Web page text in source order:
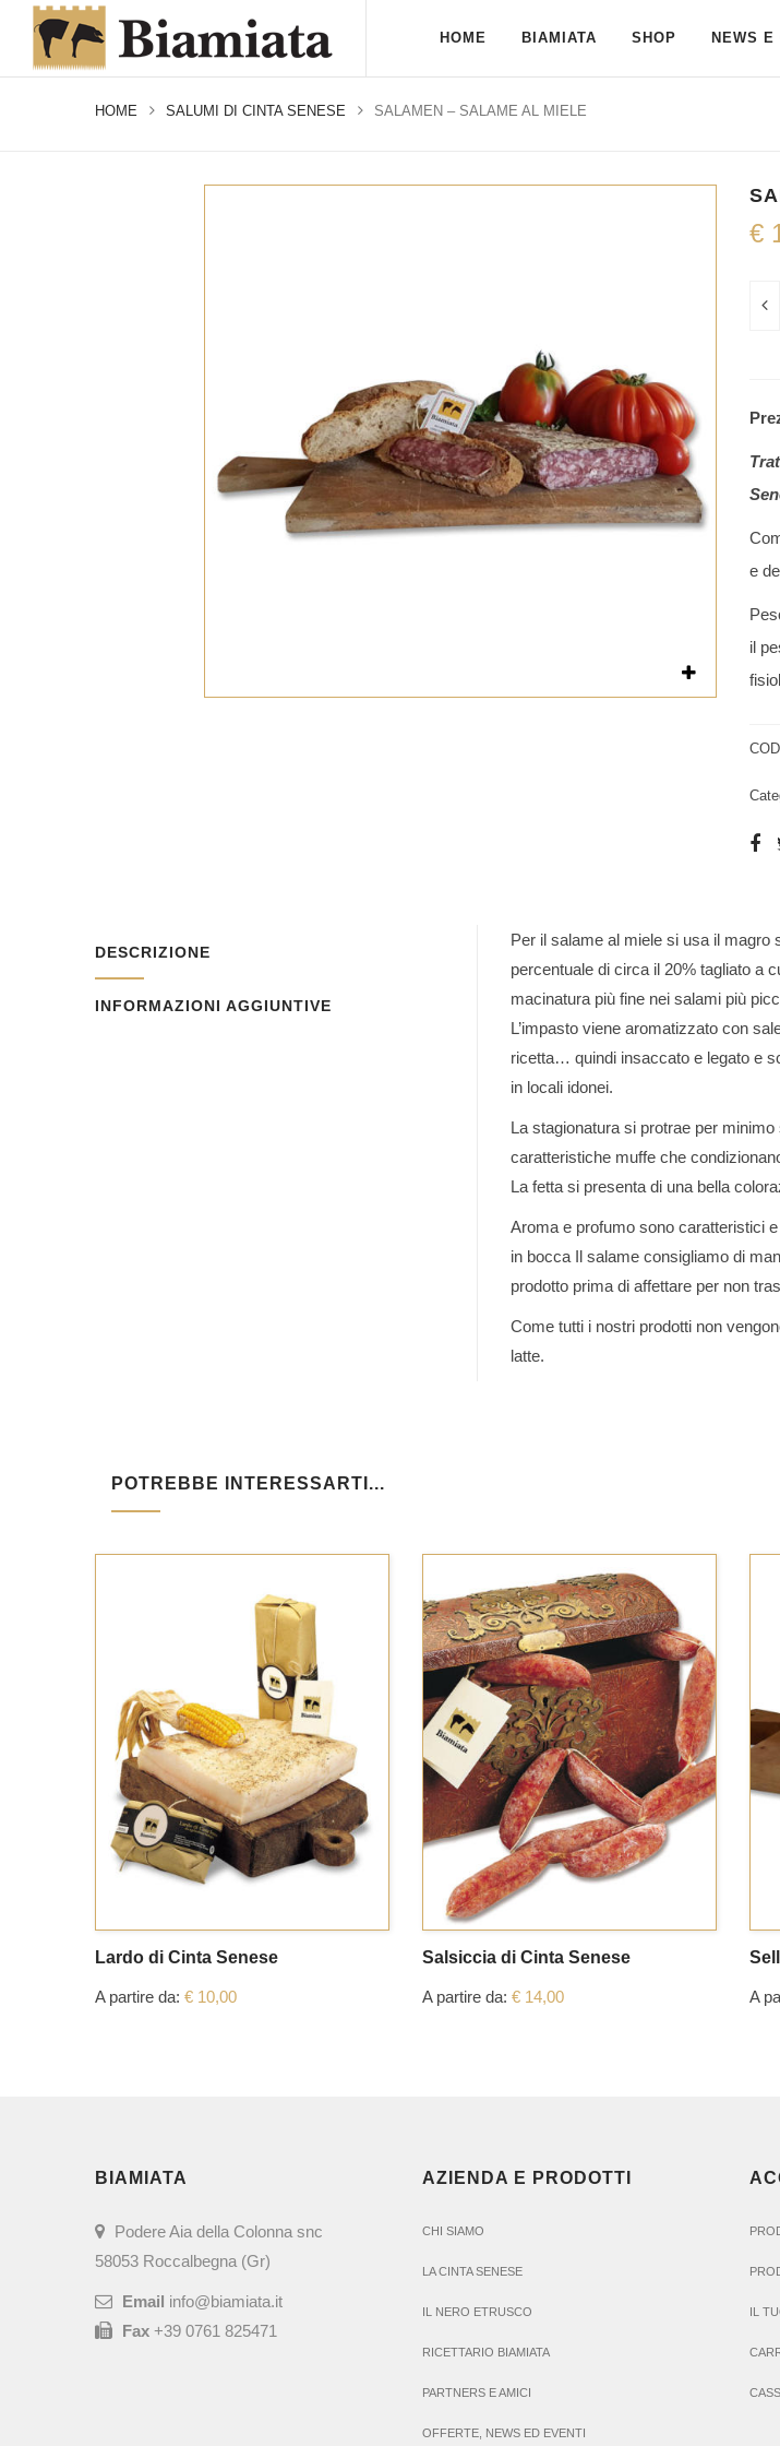
HOME BIAMIATA SHOP NEWS E
HOME SALUMI DI CINTA SENESE SALAMEN – SALAME AL MIELE
€
e
il
DESCRIZIONE
INFORMAZIONI AGGIUNTIVE
Per il salame al miele si usa il magro
percentuale di circa il 20% tagliato a
macinatura più fine nei salami più
L’impasto viene aromatizzato con
ricetta… quindi insaccato e legato e
in locali idonei.
La stagionatura si protrae per
caratteristiche muffe che
La fetta si presenta di una bella
Aroma e profumo sono caratteristici
in bocca Il salame consigliamo di
prodotto prima di affettare per non
Come tutti i nostri prodotti non
latte.
POTREBBE INTERESSARTI...
Lardo di Cinta Senese
A partire da: € 10,00
Salsiccia di Cinta Senese
A partire da: € 14,00 A
BIAMIATA
Podere Aia della Colonna snc
58053 Roccalbegna (Gr)
Email info@biamiata.it
Fax +39 0761 825471
AZIENDA E PRODOTTI
CHI SIAMO
LA CINTA SENESE
IL NERO ETRUSCO
RICETTARIO BIAMIATA
PARTNERS E AMICI
OFFERTE, NEWS ED EVENTI
IL